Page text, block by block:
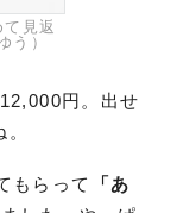
見返
う）
円。出せ
もらって
「あ